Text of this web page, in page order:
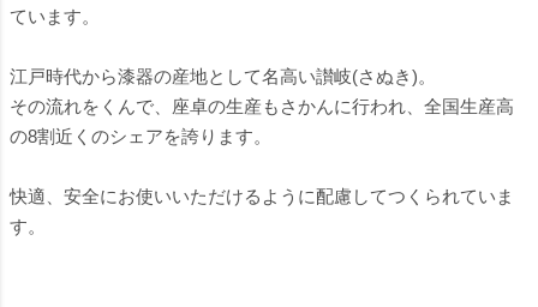
ています。
江戸時代から漆器の産地として名高い讃岐(さぬき)。
その流れをくんで、座卓の生産もさかんに行われ、全国生産高
の8割近くのシェアを誇ります。
快適、安全にお使いいただけるように配慮してつくられていま
す。